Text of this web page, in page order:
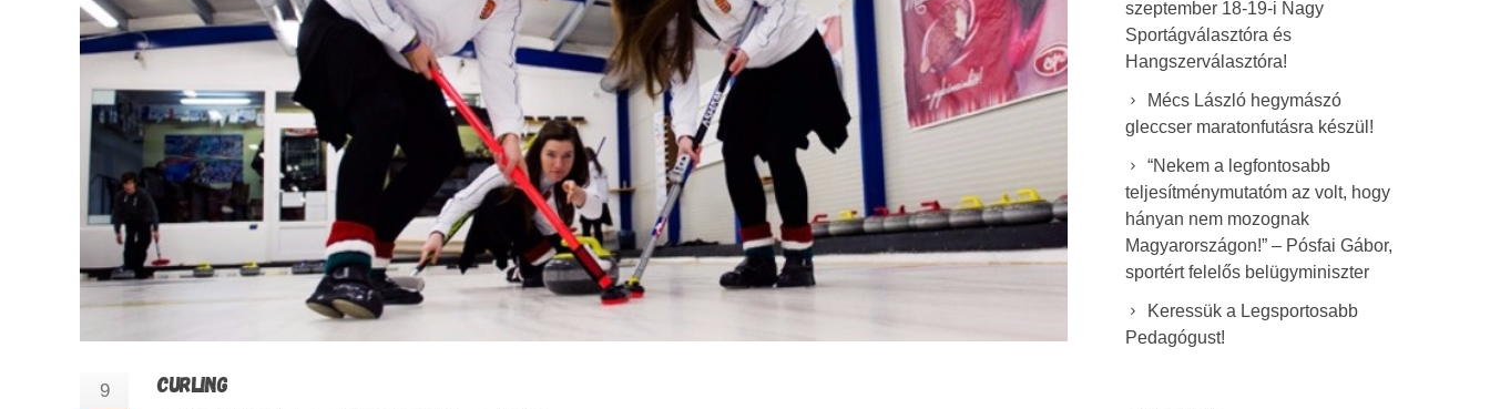
9 CURLING
szeptember 18-19-i Nagy
Sportágválasztóra és
Hangszerválasztóra!
Mécs László hegymászó
gleccser maratonfutásra készül!
“Nekem a legfontosabb
teljesítménymutatóm az volt, hogy
hányan nem mozognak
Magyarországon!” – Pósfai Gábor,
sportért felelős belügyminiszter
Keressük a Legsportosabb
Pedagógust!